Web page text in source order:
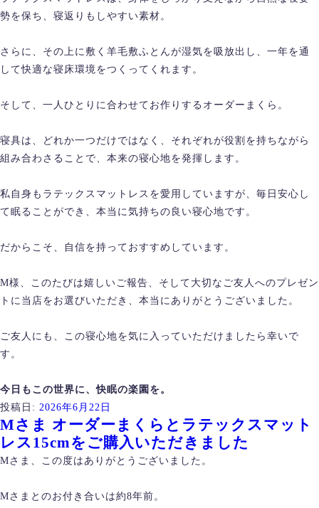
勢を保ち、寝返りもしやすい素材。
さらに、その上に敷く羊毛敷ふとんが湿気を吸放出し、一年を通
して快適な寝床環境をつくってくれます。
そして、一人ひとりに合わせてお作りするオーダーまくら。
寝具は、どれか一つだけではなく、それぞれが役割を持ちながら
組み合わさることで、本来の寝心地を発揮します。
私自身もラテックスマットレスを愛用していますが、毎日安心し
て眠ることができ、本当に気持ちの良い寝心地です。
だからこそ、自信を持っておすすめしています。
M様、このたびは嬉しいご報告、そして大切なご友人へのプレゼン
トに当店をお選びいただき、本当にありがとうございました。
ご友人にも、この寝心地を気に入っていただけましたら幸いで
す。
今日もこの世界に、快眠の楽園を。
投稿日: 2026年6月22日
Mさま オーダーまくらとラテックスマット
レス15cmをご購入いただきました
Mさま、この度はありがとうございました。
Mさまとのお付き合いは約8年前。